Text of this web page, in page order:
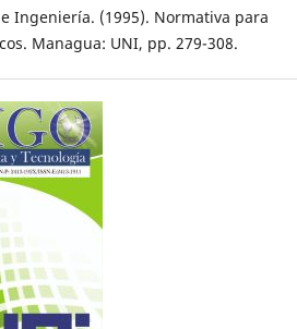
Ingeniería. (1995). Normativa para
Managua: UNI, pp. 279-308.